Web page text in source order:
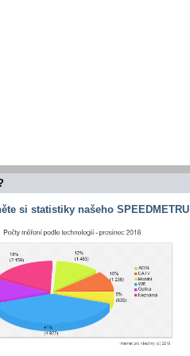
si statistiky našeho SPEEDMETRU